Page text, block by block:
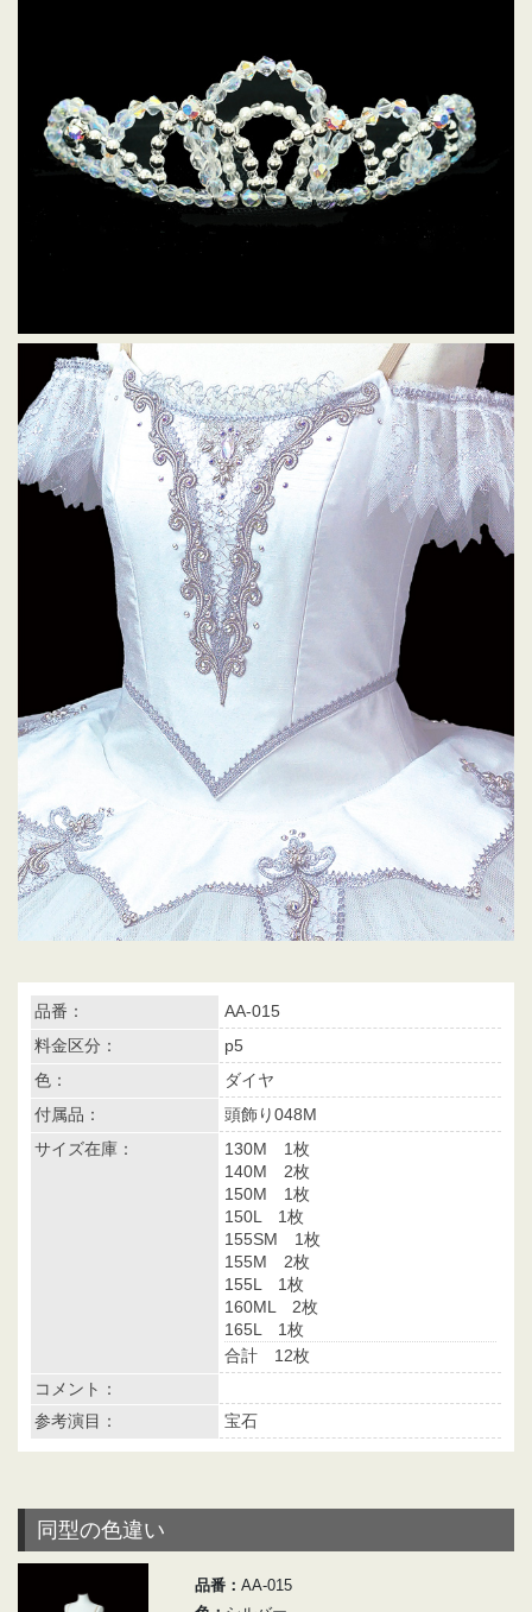
品番：
AA-015
料金区分：
p5
色：
ダイヤ
付属品：
頭飾り048M
サイズ在庫：
130M 1枚
140M 2枚
150M 1枚
150L 1枚
155SM 1枚
155M 2枚
155L 1枚
160ML 2枚
165L 1枚
合計 12枚
コメント：
参考演目：
宝石
同型の色違い
品番：AA-015